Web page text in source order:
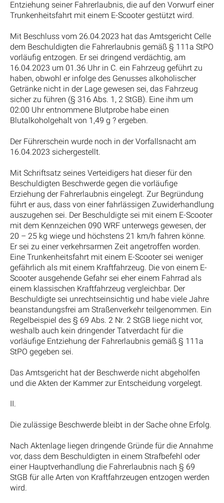
Entziehung seiner Fahrerlaubnis, die auf den Vorwurf einer
Trunkenheitsfahrt mit einem E-Scooter gestützt wird.
Mit Beschluss vom 26.04.2023 hat das Amtsgericht Celle
dem Beschuldigten die Fahrerlaubnis gemäß § 111a StPO
vorläufig entzogen. Er sei dringend verdächtig, am
16.04.2023 um 01.36 Uhr in C. ein Fahrzeug geführt zu
haben, obwohl er infolge des Genusses alkoholischer
Getränke nicht in der Lage gewesen sei, das Fahrzeug
sicher zu führen (§ 316 Abs. 1, 2 StGB). Eine ihm um
02:00 Uhr entnommene Blutprobe habe einen
Blutalkoholgehalt von 1,49 g ? ergeben.
Der Führerschein wurde noch in der Vorfallsnacht am
16.04.2023 sichergestellt.
Mit Schriftsatz seines Verteidigers hat dieser für den
Beschuldigten Beschwerde gegen die vorläufige
Erziehung der Fahrerlaubnis eingelegt. Zur Begründung
führt er aus, dass von einer fahrlässigen Zuwiderhandlung
auszugehen sei. Der Beschuldigte sei mit einem E-Scooter
mit dem Kennzeichen 090 WRF unterwegs gewesen, der
20 – 25 kg wiege und höchstens 21 km/h fahren könne.
Er sei zu einer verkehrsarmen Zeit angetroffen worden.
Eine Trunkenheitsfahrt mit einem E-Scooter sei weniger
gefährlich als mit einem Kraftfahrzeug. Die von einem E-
Scooter ausgehende Gefahr sei eher einem Fahrrad als
einem klassischen Kraftfahrzeug vergleichbar. Der
Beschuldigte sei unrechtseinsichtig und habe viele Jahre
beanstandungsfrei am Straßenverkehr teilgenommen. Ein
Regelbeispiel des § 69 Abs. 2 Nr. 2 StGB liege nicht vor,
weshalb auch kein dringender Tatverdacht für die
vorläufige Entziehung der Fahrerlaubnis gemäß § 111a
StPO gegeben sei.
Das Amtsgericht hat der Beschwerde nicht abgeholfen
und die Akten der Kammer zur Entscheidung vorgelegt.
II.
Die zulässige Beschwerde bleibt in der Sache ohne Erfolg.
Nach Aktenlage liegen dringende Gründe für die Annahme
vor, dass dem Beschuldigten in einem Strafbefehl oder
einer Hauptverhandlung die Fahrerlaubnis nach § 69
StGB für alle Arten von Kraftfahrzeugen entzogen werden
wird.